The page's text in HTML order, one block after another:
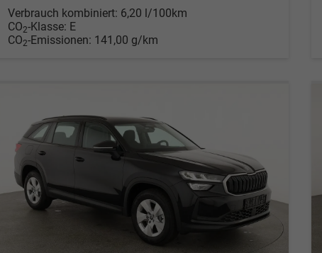
Verbrauch kombiniert: 6,20 l/100km
CO2-Klasse: E
CO2-Emissionen: 141,00 g/km